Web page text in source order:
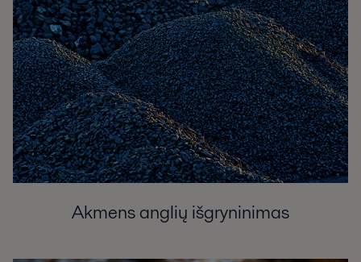
Akmens anglių išgryninimas